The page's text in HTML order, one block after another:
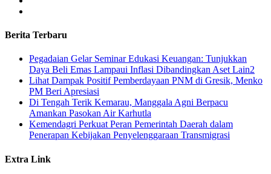
Berita Terbaru
Pegadaian Gelar Seminar Edukasi Keuangan: Tunjukkan
Daya Beli Emas Lampaui Inflasi Dibandingkan Aset Lain2
Lihat Dampak Positif Pemberdayaan PNM di Gresik, Menko
PM Beri Apresiasi
​Di Tengah Terik Kemarau, Manggala Agni Berpacu
Amankan Pasokan Air Karhutla
Kemendagri Perkuat Peran Pemerintah Daerah dalam
Penerapan Kebijakan Penyelenggaraan Transmigrasi
Extra Link